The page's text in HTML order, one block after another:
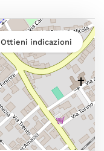
Ottieni indicazioni